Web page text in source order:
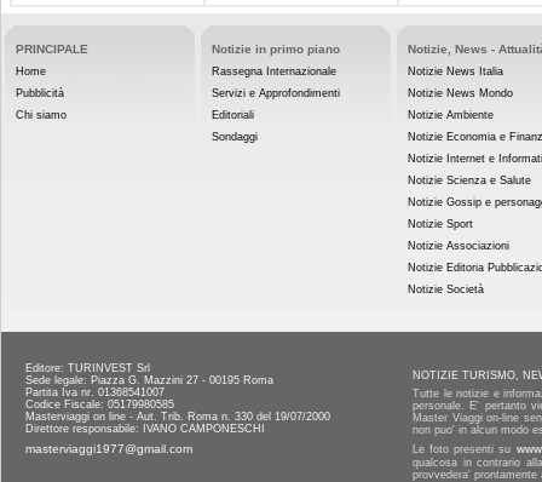
PRINCIPALE
Home
Pubblicità
Chi siamo
Notizie in primo piano
Rassegna Internazionale
Servizi e Approfondimenti
Editoriali
Sondaggi
Notizie, News -
Notizie News Italia
Notizie News Mondo
Notizie Ambiente
Notizie Economia e
Notizie Internet e
Notizie Scienza e Salute
Notizie Gossip e
Notizie Sport
Notizie Associazioni
Notizie Editoria
Notizie Società
Editore: TURINVEST Srl
Sede legale: Piazza G. Mazzini 27 - 00195 Roma
Partita Iva nr. 01368541007
Codice Fiscale: 05179980585
Masterviaggi on line - Aut. Trib. Roma n. 330 del 19/07/2000
Direttore responsabile: IVANO CAMPONESCHI
masterviaggi1977@gmail.com
NOTIZIE TURISMO,
Tutte le notizie e
personale. E' pertanto
Master Viaggi on-line
non puo' in alcun modo
Le foto presenti su
qualcosa in contrario
provvedera'